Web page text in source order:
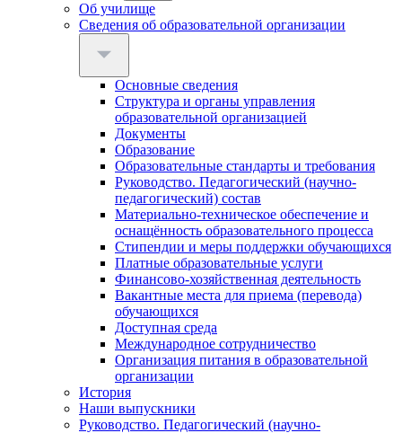
Об училище
Сведения об образовательной организации
Основные сведения
Структура и органы управления
образовательной организацией
Документы
Образование
Образовательные стандарты и требования
Руководство. Педагогический (научно-
педагогический) состав
Материально-техническое обеспечение и
оснащённость образовательного процесса
Стипендии и меры поддержки обучающихся
Платные образовательные услуги
Финансово-хозяйственная деятельность
Вакантные места для приема (перевода)
обучающихся
Доступная среда
Международное сотрудничество
Организация питания в образовательной
организации
История
Наши выпускники
Руководство. Педагогический (научно-